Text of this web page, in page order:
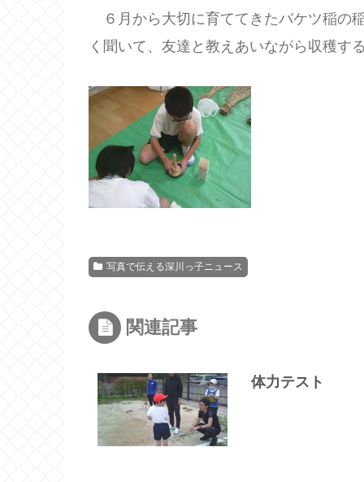
６月から大切に育ててきたバケツ稲の
く聞いて、友達と教えあいながら収穫す
写真で伝える深川っ子ニュース
関連記事
体力テスト